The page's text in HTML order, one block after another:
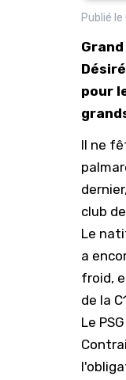
Publié le
pour
Il ne
club
Le
a
froid,
de la
Le